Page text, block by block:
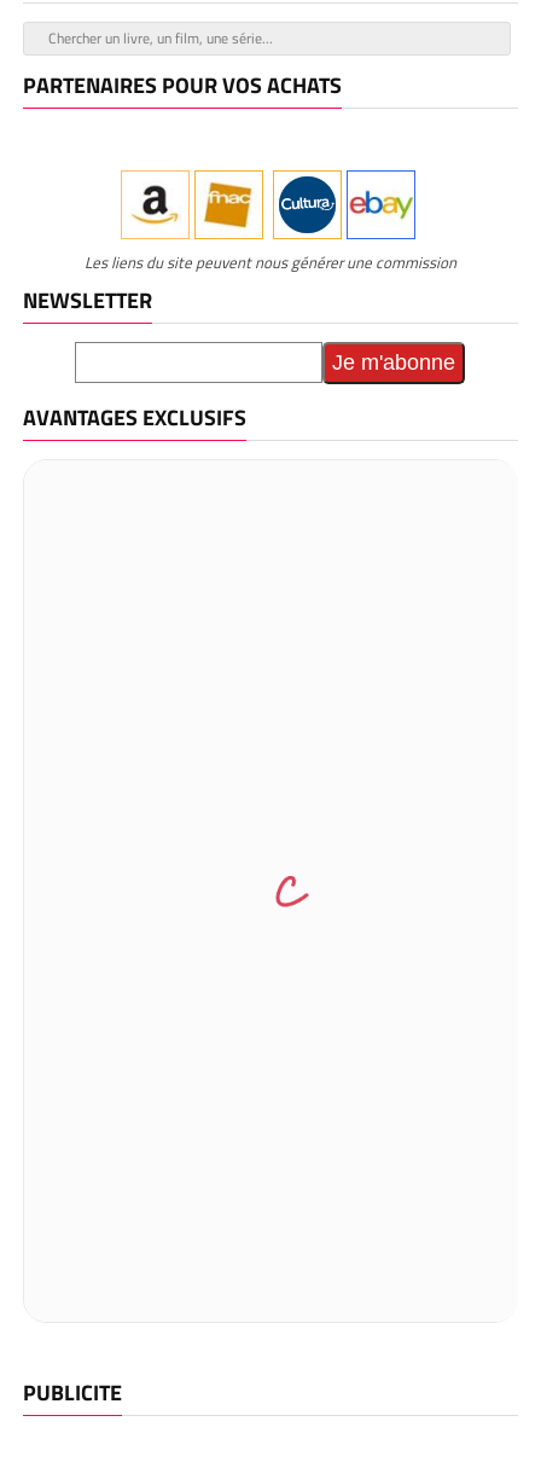
PARTENAIRES POUR VOS ACHATS
Les liens du site peuvent nous générer une commission
NEWSLETTER
AVANTAGES EXCLUSIFS
PUBLICITE